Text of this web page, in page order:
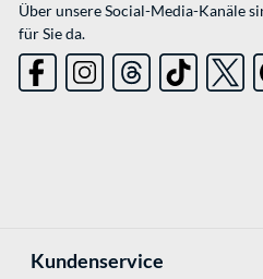
Über unsere Social-Media-Kanäle
für Sie da.
Kundenservice